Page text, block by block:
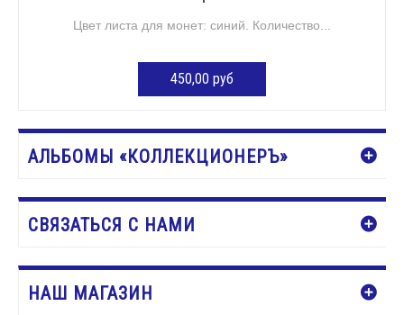
Цвет листа для монет: синий. Количество...
450,00 руб
АЛЬБОМЫ «КОЛЛЕКЦИОНЕРЪ»
СВЯЗАТЬСЯ С НАМИ
НАШ МАГАЗИН